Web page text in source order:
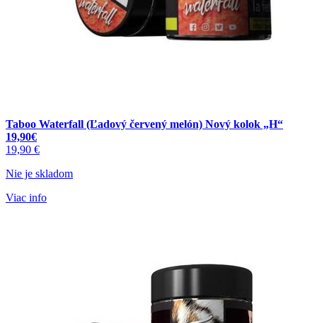
Taboo Waterfall (Ľadový červený melón) Nový kolok „H“
19,90€
19,90 €
Nie je skladom
Viac info